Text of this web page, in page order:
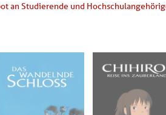
an Studierende und
16:00
Fr. 24.04.2026
18:30